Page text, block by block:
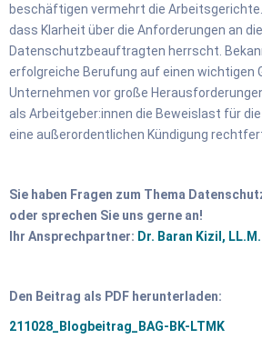
beschäftigen vermehrt die
dass Klarheit über die Anforderungen an
Datenschutzbeauftragten herrscht.
erfolgreiche Berufung auf einen wichtigen
Unternehmen vor große
als Arbeitgeber:innen die Beweislast für
eine außerordentlichen Kündigung
Sie haben Fragen zum Thema
oder sprechen Sie uns gerne an!
Ihr Ansprechpartner: Dr. Baran Kizil, LL.M.
Den Beitrag als PDF herunterladen:
211028_Blogbeitrag_BAG-BK-LTMK